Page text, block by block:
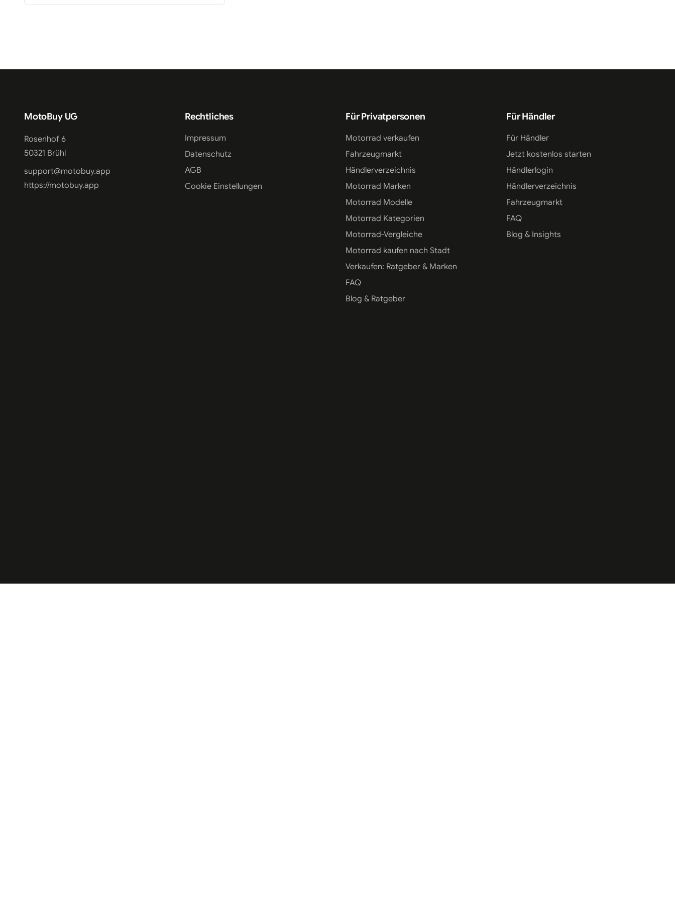
MotoBuy UG
Rosenhof 6
50321 Brühl
support@motobuy.app
https://motobuy.app
Rechtliches
Impressum
Datenschutz
AGB
Cookie Einstellungen
Für Privatpersonen
Motorrad verkaufen
Fahrzeugmarkt
Händlerverzeichnis
Motorrad Marken
Motorrad Modelle
Motorrad Kategorien
Motorrad-Vergleiche
Motorrad kaufen nach Stadt
Verkaufen: Ratgeber & Marken
FAQ
Blog & Ratgeber
Für Händler
Für Händler
Jetzt kostenlos starten
Händlerlogin
Händlerverzeichnis
Fahrzeugmarkt
FAQ
Blog & Insights